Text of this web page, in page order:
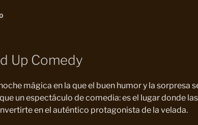
Up Comedy
mágica en la que el buen humor y la sorpresa
un espectáculo de comedia: es el lugar donde
en el auténtico protagonista de la velada.